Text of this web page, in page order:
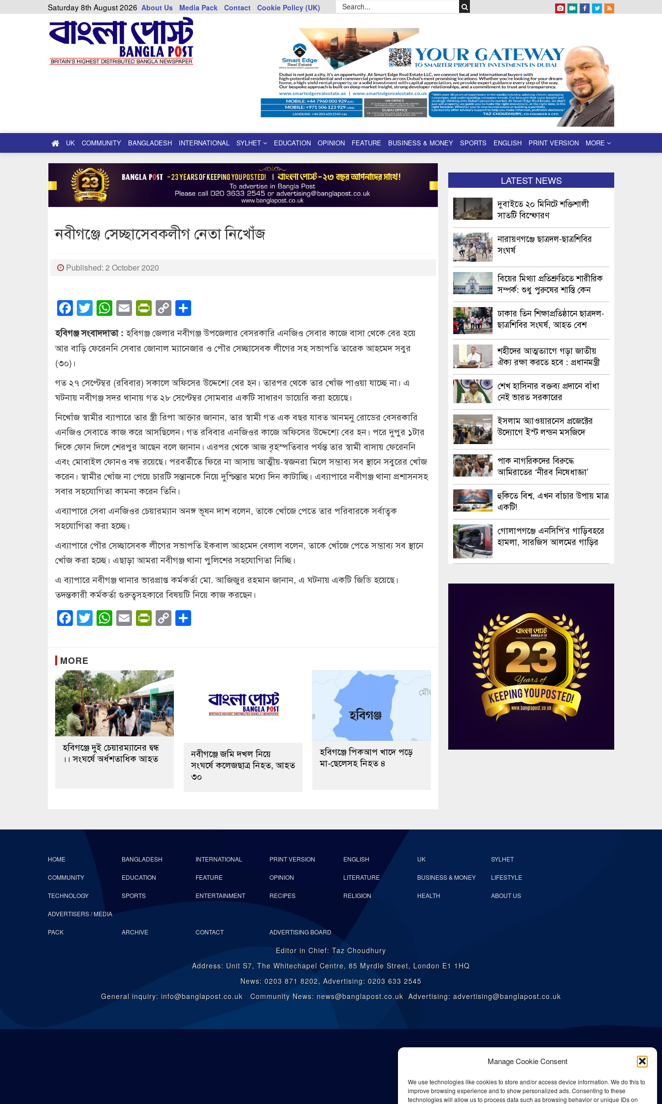
Manage Cookie Consent
We use technologies like cookies to store and/or access device information. We do this to
improve browsing experience and to show personalized ads. Consenting to these
technologies will allow us to process data such as browsing behavior or unique IDs on
Saturday 8th August 2026 About Us Media Pack Contact Cookie Policy (UK)
UK COMMUNITY BANGLADESH INTERNATIONAL SYLHET EDUCATION OPINION FEATURE BUSINESS & MONEY SPORTS ENGLISH PRINT VERSION MORE
নবীগঞ্জে সেচ্ছাসেবকলীগ নেতা নিখোঁজ
Published: 2 October 2020
Facebook
Twitter
WhatsApp
EmailPrintFriendly
Copy
Link
হবিগঞ্জ সংবাদদাতা :হবিগঞ্জ জেলার নবীগঞ্জ উপজেলার বেসরকারি এনজিও সেবার কাজে বাসা থেকে বের হয়ে
আর বাড়ি ফেরেননি সেবার জোনাল ম্যানেজার ও পৌর সেচ্ছাসেবক লীগের সহ সভাপতি তারেক আহমেদ সবুর
(৩০)।
গত ২৭ সেপ্টেম্বর (রবিবার) সকালে অফিসের উদ্দেশ্যে বের হন। তারপর থেকে তার খোঁজ পাওয়া যাচ্ছে না। এ
ঘটনায় নবীগঞ্জ সদর থানায় গত ২৮ সেপ্টেম্বর সোমবার একটি সাধারণ ডায়েরি করা হয়েছে।
নিখোঁজ স্বামীর ব্যাপারে তার স্ত্রী রিপা আক্তার জানান, তার স্বামী গত এক বছর যাবত আনমনু রোডের বেসরকারি
এনজিও সেবাতে কাজ করে আসছিলেন। গত রবিবার এনজিওর কাজে অফিসের উদ্দেশ্যে বের হন। পরে দুপুর ১টার
দিকে ফোন দিলে শেরপুর আছেন বলে জানান। এরপর থেকে আজ বৃহস্পতিবার পর্যন্ত তার স্বামী বাসায় ফেরেননি
এবং মোবাইল ফোনও বন্ধ রয়েছে। পরবর্তীতে ফিরে না আসায় আত্মীয়-স্বজনরা মিলে সম্ভাব্য সব স্থানে সবুরের খোঁজ
করেন। স্বামীর খোঁজ না পেয়ে চারটি সন্তানকে নিয়ে দুশ্চিন্তার মধ্যে দিন কাটাচ্ছি। এব্যাপারে নবীগঞ্জ থানা প্রশাসনসহ
সবার সহযোগিতা কামনা করেন তিনি।
এব্যাপারে সেবা এনজিওর চেয়ারম্যান অনঙ্গ ভূষন দাশ বলেন, তাকে খোঁজে পেতে তার পরিবারকে সর্বাত্বক
সহযোগিতা করা হচ্ছে।
এব্যাপারে পৌর সেচ্ছাসেবক লীগের সভাপতি ইকবাল আহমেদ বেলাল বলেন, তাকে খোঁজে পেতে সম্ভাব্য সব স্থানে
খোঁজ করা হচ্ছে। এছাড়া আমরা নবীগঞ্জ থানা পুলিশের সহযোগিতা নিচ্ছি।
এ ব্যাপারে নবীগঞ্জ থানার ভারপ্রাপ্ত কর্মকর্তা মো. আজিজুর রহমান জানান, এ ঘটনায় একটি জিডি হয়েছে।
তদন্তকারী কর্মকর্তা গুরুত্বসহকারে বিষয়টি নিয়ে কাজ করছেন।
Facebook
Twitter
WhatsApp
EmailPrintFriendly
Copy
Link
MORE
হবিগঞ্জে দুই চেয়ারম্যানের দ্বন্ধ
।। সংঘর্ষে অর্ধশতাধিক আহত
নবীগঞ্জে জমি দখল নিয়ে
সংঘর্ষে কলেজছাত্র নিহত, আহত
৩০
হবিগঞ্জে পিকআপ খাদে পড়ে
মা-ছেলেসহ নিহত ৪
LATEST NEWS
দুবাইতে ২০ মিনিটে শক্তিশালী
সাতটি বিস্ফোরণ
নারায়ণগঞ্জে ছাত্রদল-ছাত্রশিবির
সংঘর্ষ
বিয়ের মিথ্যা প্রতিশ্রুতিতে শারীরিক
সম্পর্ক: শুধু পুরুষের শাস্তি কেন
অবৈধ নয় জানতে চেয়ে হাইকোর্টের
রুল
ঢাকার তিন শিক্ষাপ্রতিষ্ঠানে ছাত্রদল-
ছাত্রশিবির সংঘর্ষ, আহত বেশ
শহীদের আত্মত্যাগে গড়া জাতীয়
ঐক্য রক্ষা করতে হবে : প্রধানমন্ত্রী
শেখ হাসিনার বক্তব্য প্রদানে বাঁধা
নেই ভারত সরকারের
ইসলাম অ্যাওয়ারনেস প্রজেক্টের
উদ্যোগে ইস্ট লন্ডন মসজিদে
ও এক্সিবিশন
পাক নাগরিকদের বিরুদ্ধে
আমিরাতের ‘নীরব নিষেধাজ্ঞা’
হুকিতে বিশ্ব, এখন বাঁচার উপায় মাত্র
একটি!
গোলাপগঞ্জে এনসিপি’র গাড়িবহরে
হামলা, সারজিস আলমের গাড়ির
HOME BANGLADESH INTERNATIONAL PRINT VERSION ENGLISH UK SYLHET
COMMUNITY EDUCATION FEATURE OPINION LITERATURE BUSINESS & MONEY LIFESTYLE
TECHNOLOGY SPORTS ENTERTAINMENT RECIPES RELIGION HEALTH ABOUT US
ADVERTISERS / MEDIA
PACK ARCHIVE CONTACT ADVERTISING BOARD
Editor in Chief: Taz Choudhury
Address: Unit S7, The Whitechapel Centre, 85 Myrdle Street, London E1 1HQ
News: 0203 871 8202, Advertising: 0203 633 2545
General inquiry: info@banglapost.co.uk Community News: news@banglapost.co.uk Advertising: advertising@banglapost.co.uk